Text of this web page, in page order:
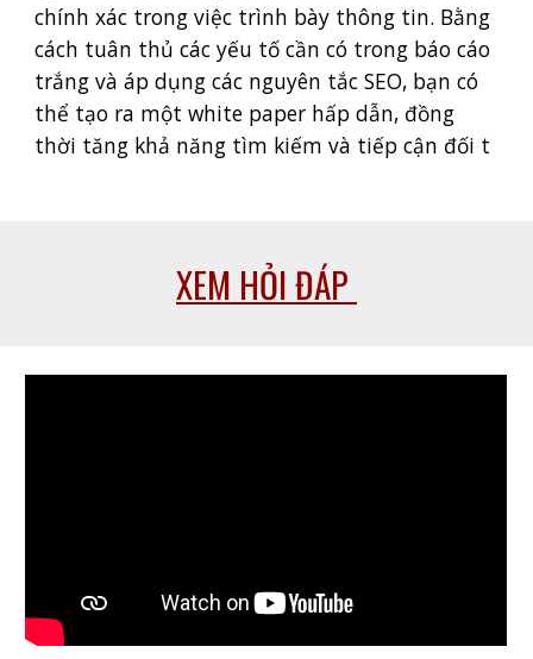
chính xác trong việc trình bày thông tin. Bằng
cách tuân thủ các yếu tố cần có trong báo cáo
trắng và áp dụng các nguyên tắc SEO, bạn có
thể tạo ra một white paper hấp dẫn, đồng
thời tăng khả năng tìm kiếm và tiếp cận đối t
XEM HỎI ĐÁP